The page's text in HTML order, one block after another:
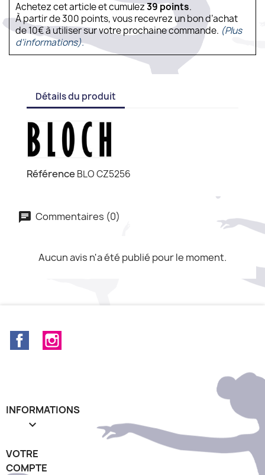
Achetez cet article et cumulez39points.
À partir de 300 points, vous recevrez un bon d’achat
de 10€ à utiliser sur votre prochaine commande. (Plus
d'informations).
Détails du produit
Référence BLO CZ5256
Commentaires (0)
Aucun avis n'a été publié pour le moment.
Facebook
INFORMATIONS

VOTRE
COMPTE